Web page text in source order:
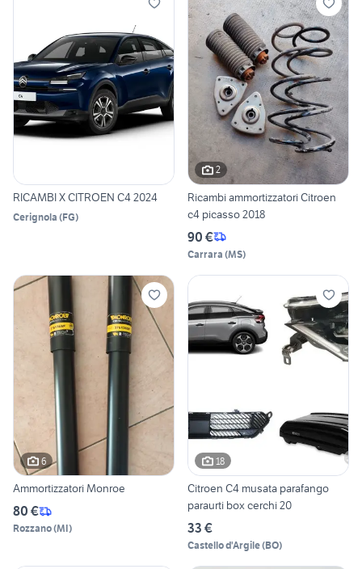
RICAMBI X CITROEN C4 2024
Cerignola (FG)
2
Ricambi ammortizzatori Citroen
c4 picasso 2018
90 €
Carrara (MS)
6
Ammortizzatori Monroe
80 €
Rozzano(MI)
18
Citroen C4 musata parafango
paraurti box cerchi 20
33 €
Castello d'Argile(BO)